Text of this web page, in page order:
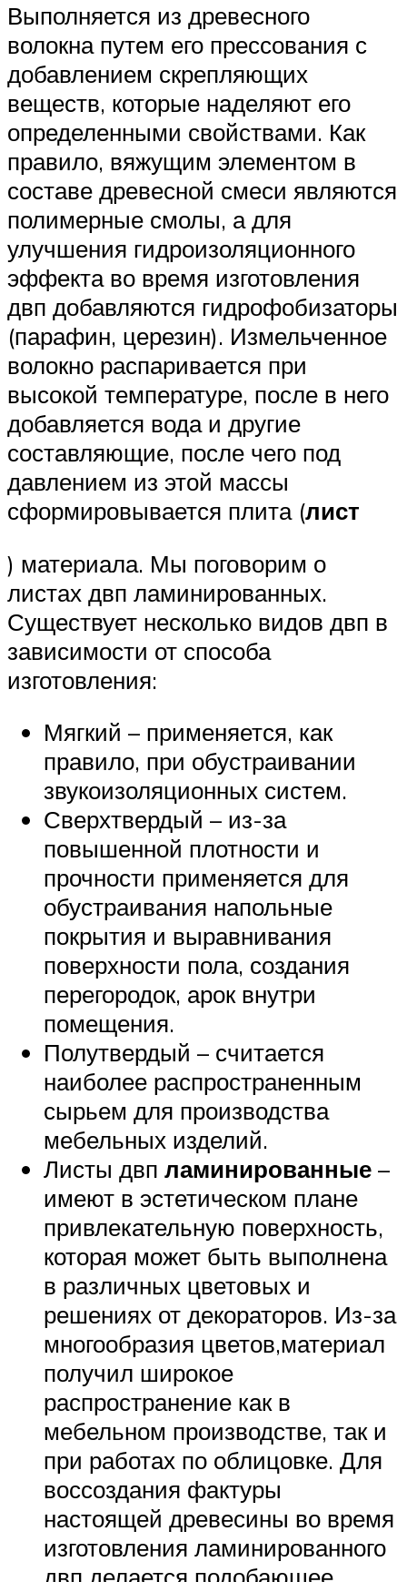
Выполняется из древесного
волокна путем его прессования с
добавлением скрепляющих
веществ, которые наделяют его
определенными свойствами. Как
правило, вяжущим элементом в
составе древесной смеси являются
полимерные смолы, а для
улучшения гидроизоляционного
эффекта во время изготовления
двп добавляются гидрофобизаторы
(парафин, церезин). Измельченное
волокно распаривается при
высокой температуре, после в него
добавляется вода и другие
составляющие, после чего под
давлением из этой массы
сформировывается плита (лист
) материала. Мы поговорим о
листах двп ламинированных.
Существует несколько видов двп в
зависимости от способа
изготовления:
Мягкий – применяется, как
правило, при обустраивании
звукоизоляционных систем.
Сверхтвердый – из-за
повышенной плотности и
прочности применяется для
обустраивания напольные
покрытия и выравнивания
поверхности пола, создания
перегородок, арок внутри
помещения.
Полутвердый – считается
наиболее распространенным
сырьем для производства
мебельных изделий.
Листы двп ламинированные –
имеют в эстетическом плане
привлекательную поверхность,
которая может быть выполнена
в различных цветовых и
решениях от декораторов. Из-за
многообразия цветов,материал
получил широкое
распространение как в
мебельном производстве, так и
при работах по облицовке. Для
воссоздания фактуры
настоящей древесины во время
изготовления ламинированного